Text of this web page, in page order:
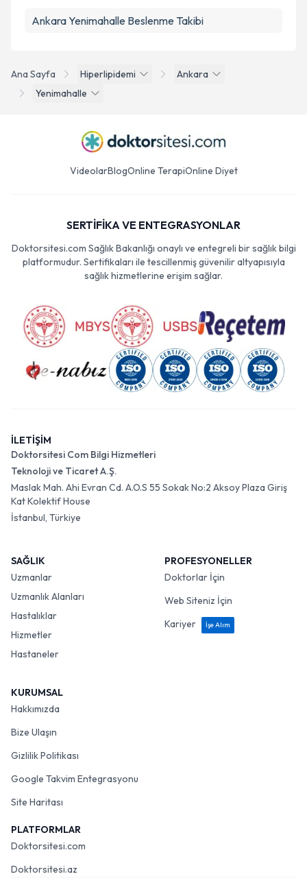
Ana Sayfa Hiperlipidemi
Ankara
Yenimahalle
Ankara Yenimahalle Beslenme Takibi
VideolarBlogOnline TerapiOnline Diyet
SERTİFİKA VE ENTEGRASYONLAR
Doktorsitesi.com Sağlık Bakanlığı onaylı ve entegreli bir sağlık bilgi
platformudur. Sertifikaları ile tescillenmiş güvenilir altyapısıyla
sağlık hizmetlerine erişim sağlar.
İLETİŞİM
Doktorsitesi Com Bilgi Hizmetleri
Teknoloji ve Ticaret A.Ş.
Maslak Mah. Ahi Evran Cd. A.O.S 55 Sokak No:2 Aksoy Plaza Giriş
Kat Kolektif House
İstanbul, Türkiye
SAĞLIK
Uzmanlar
Uzmanlık Alanları
Hastalıklar
Hizmetler
Hastaneler
PROFESYONELLER
Doktorlar İçin
Web Siteniz İçin
Kariyer
İşe Alım
KURUMSAL
Hakkımızda
Bize Ulaşın
Gizlilik Politikası
Google Takvim Entegrasyonu
Site Haritası
PLATFORMLAR
Doktorsitesi.com
Doktorsitesi.az